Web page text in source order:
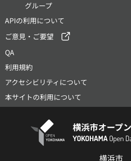
グループ
APIの利用について
ご意見・ご要望
QA
利用規約
アクセシビリティについて
本サイトの利用について
横浜市